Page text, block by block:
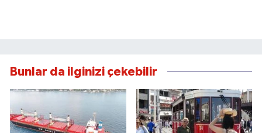
Bunlar da ilginizi çekebilir